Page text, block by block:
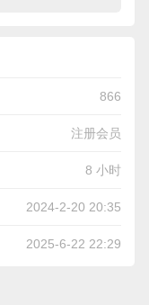
866
注册会员
8 小时
2024-2-20 20:35
2025-6-22 22:29